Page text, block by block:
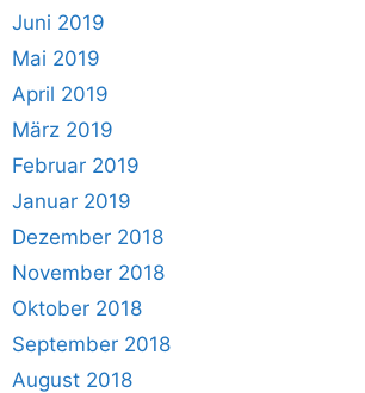
Juni 2019
Mai 2019
April 2019
März 2019
Februar 2019
Januar 2019
Dezember 2018
November 2018
Oktober 2018
September 2018
August 2018